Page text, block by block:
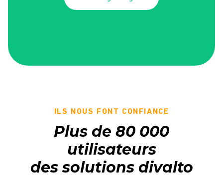
ILS NOUS FONT CONFIANCE
Plus de 80 000
utilisateurs
des solutions divalto